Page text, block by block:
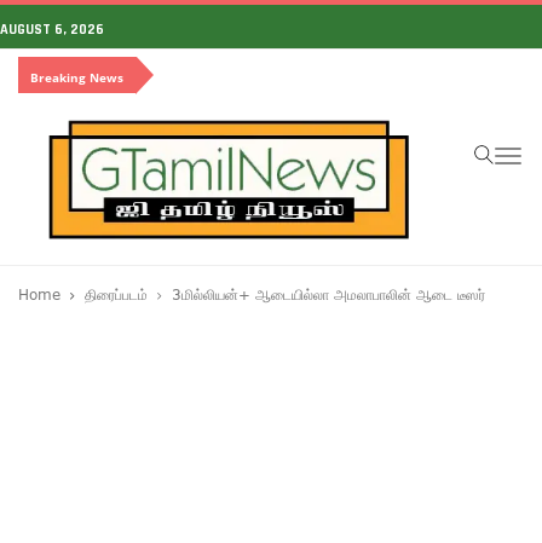
AUGUST 6, 2026
Breaking News
Home திரைப்படம் 3மில்லியன்+ ஆடையில்லா அமலாபாலின் ஆடை டீஸர்